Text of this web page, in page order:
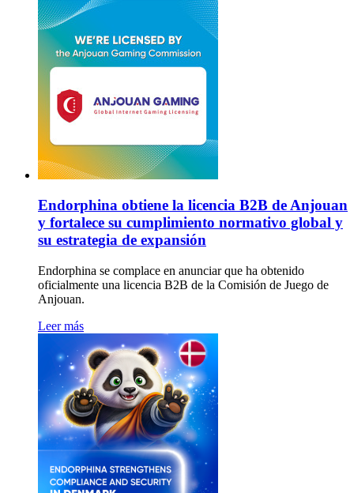
Endorphina obtiene la licencia B2B de Anjouan
y fortalece su cumplimiento normativo global y
su estrategia de expansión
Endorphina se complace en anunciar que ha obtenido
oficialmente una licencia B2B de la Comisión de Juego de
Anjouan.
Leer más